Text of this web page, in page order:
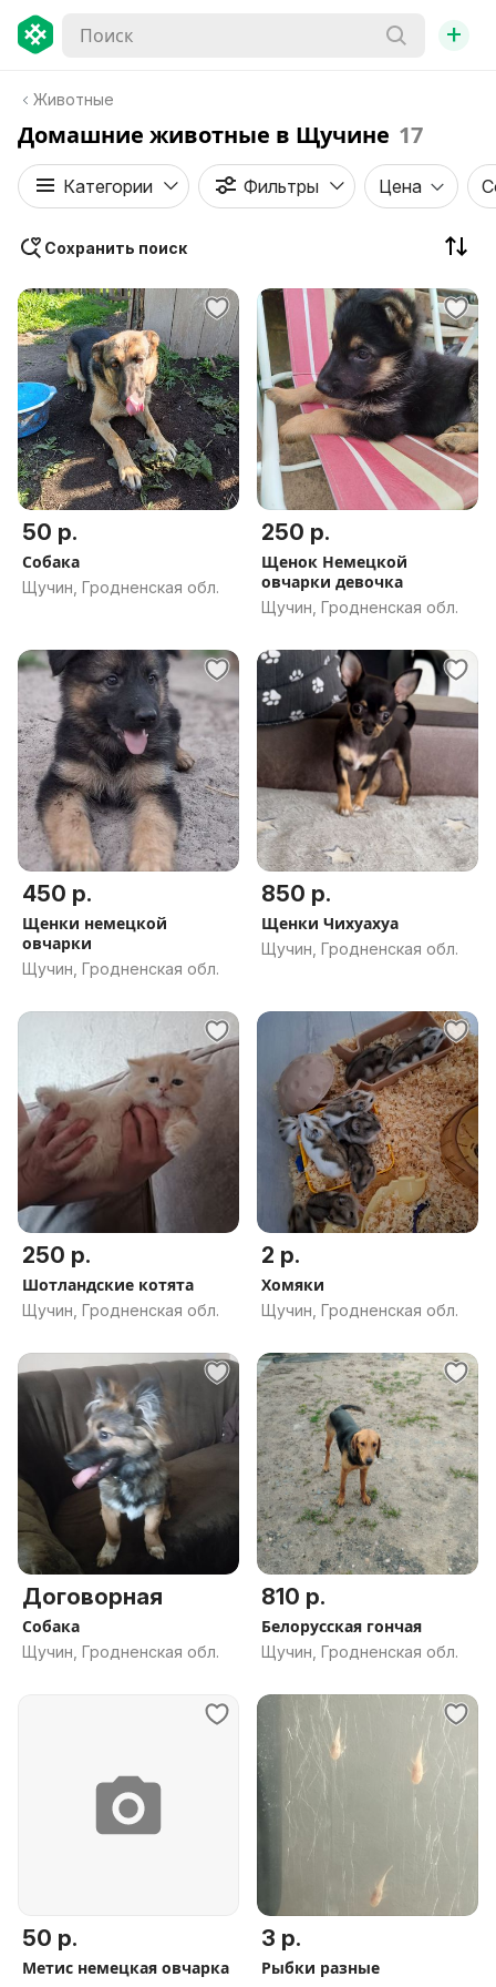
+
Животные
Домашние животные в Щучине 17
Категории Фильтры Цена
Сохранить поиск
50 р.
Собака
Щучин, Гродненская обл.
250 р.
Щенок Немецкой
овчарки девочка
Щучин, Гродненская обл.
450 р.
Щенки немецкой
овчарки
Щучин, Гродненская обл.
850 р.
Щенки Чихуахуа
Щучин, Гродненская обл.
250 р.
Шотландские котята
Щучин, Гродненская обл.
2 р.
Хомяки
Щучин, Гродненская обл.
Договорная
Собака
Щучин, Гродненская обл.
810 р.
Белорусская гончая
Щучин, Гродненская обл.
50 р.
Метис немецкая овчарка
3 р.
Рыбки разные